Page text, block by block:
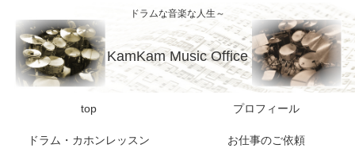
ドラムな音楽な人生～
KamKam Music Office
top プロフィール
ドラム・カホンレッスン お仕事のご依頼